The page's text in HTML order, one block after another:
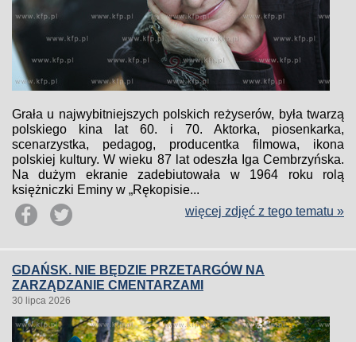
Grała u najwybitniejszych polskich reżyserów, była twarzą
polskiego kina lat 60. i 70. Aktorka, piosenkarka,
scenarzystka, pedagog, producentka filmowa, ikona
polskiej kultury. W wieku 87 lat odeszła Iga Cembrzyńska.
Na dużym ekranie zadebiutowała w 1964 roku rolą
księżniczki Eminy w „Rękopisie...
więcej zdjęć z tego tematu »
GDAŃSK. NIE BĘDZIE PRZETARGÓW NA
ZARZĄDZANIE CMENTARZAMI
30 lipca 2026